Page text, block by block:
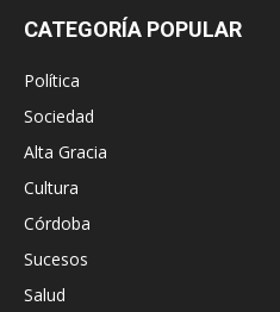
CATEGORÍA POPULAR
Política
Sociedad
Alta Gracia
Cultura
Córdoba
Sucesos
Salud